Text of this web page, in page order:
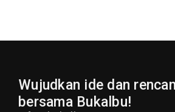
Wujudkan ide dan
bersama Bukalbu!